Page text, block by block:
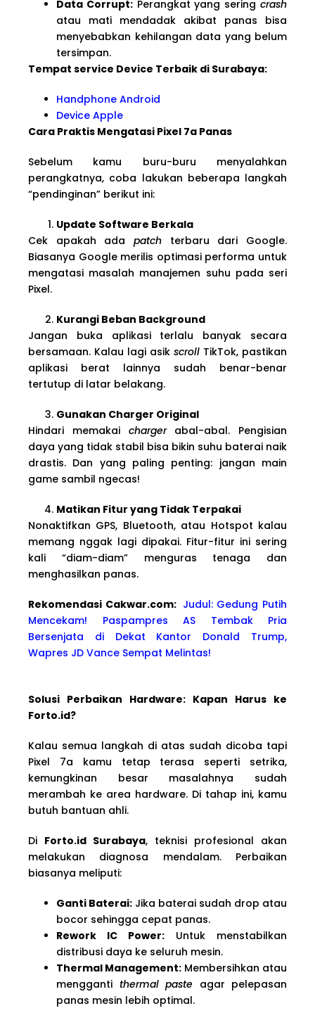
Data Corrupt:Perangkat yang seringcrash
atau mati mendadak akibat panas bisa
menyebabkan kehilangan data yang belum
tersimpan.
Tempat service Device Terbaik di Surabaya:
Handphone Android
Device Apple
Cara Praktis Mengatasi Pixel 7a Panas
Sebelum kamu buru-buru menyalahkan
perangkatnya, coba lakukan beberapa langkah
“pendinginan” berikut ini:
Update Software Berkala
Cek apakah ada patch terbaru dari Google.
Biasanya Google merilis optimasi performa untuk
mengatasi masalah manajemen suhu pada seri
Pixel.
Kurangi Beban Background
Jangan buka aplikasi terlalu banyak secara
bersamaan. Kalau lagi asik scroll TikTok, pastikan
aplikasi berat lainnya sudah benar-benar
tertutup di latar belakang.
Gunakan Charger Original
Hindari memakai chargerabal-abal. Pengisian
daya yang tidak stabil bisa bikin suhu baterai naik
drastis. Dan yang paling penting: jangan main
game sambil ngecas!
Matikan Fitur yang Tidak Terpakai
Nonaktifkan GPS, Bluetooth, atau Hotspot kalau
memang nggak lagi dipakai. Fitur-fitur ini sering
kali “diam-diam” menguras tenaga dan
menghasilkan panas.
Rekomendasi Cakwar.com: Judul: Gedung Putih
Mencekam! Paspampres AS Tembak Pria
Bersenjata di Dekat Kantor Donald Trump,
Wapres JD Vance Sempat Melintas!
Solusi Perbaikan Hardware: Kapan Harus ke
Forto.id?
Kalau semua langkah di atas sudah dicoba tapi
Pixel 7a kamu tetap terasa seperti setrika,
kemungkinan besar masalahnya sudah
merambah ke area hardware. Di tahap ini, kamu
butuh bantuan ahli.
Di Forto.id Surabaya, teknisi profesional akan
melakukan diagnosa mendalam. Perbaikan
biasanya meliputi:
Ganti Baterai: Jika baterai sudah drop atau
bocor sehingga cepat panas.
Rework IC Power: Untuk menstabilkan
distribusi daya ke seluruh mesin.
Thermal Management: Membersihkan atau
mengganti thermal paste agar pelepasan
panas mesin lebih optimal.